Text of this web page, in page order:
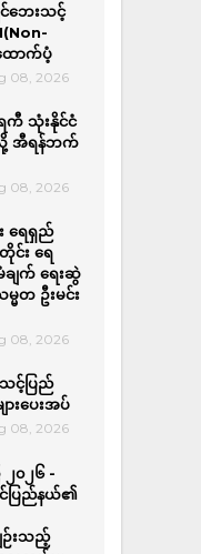
င်ဘေးသင့်
ောက်ပံ့
08, 2026
ကီ သုံးနိုင်ငံ
အီရန်ဘက်
08, 2026
ရေရှည်
င်း ရေ
ချက် ရေးဆွဲ
မတ ဦးမင်း
08, 2026
င့်ပြည်
ားပေးအပ်
08, 2026
၀၂၆ -
င်ပြည်နယ်၏
ဉ်းသည့်